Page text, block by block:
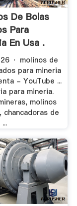
De Bolas
Para
En Usa .
· molinos de
para mineria
- YouTube ...
para mineria.
molinos
chancadoras de